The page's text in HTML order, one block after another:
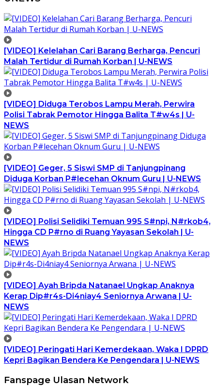
[VIDEO] Kelelahan Cari Barang Berharga, Pencuri
Malah Tertidur di Rumah Korban | U-NEWS
[VIDEO] Diduga Terobos Lampu Merah, Perwira
Polisi Tabrak Pemotor Hingga Balita T#w4s | U-
NEWS
[VIDEO] Geger, 5 Siswi SMP di Tanjungpinang
Diduga Korban P#lecehan Oknum Guru | U-NEWS
[VIDEO] Polisi Selidiki Temuan 995 S#npi, N#rkob4,
Hingga CD P#rno di Ruang Yayasan Sekolah | U-
NEWS
[VIDEO] Ayah Bripda Natanael Ungkap Anaknya
Kerap Dip#r4s-Di4niay4 Seniornya Arwana | U-
NEWS
[VIDEO] Peringati Hari Kemerdekaan, Waka I DPRD
Kepri Bagikan Bendera Ke Pengendara | U-NEWS
Fanspage Ulasan Network